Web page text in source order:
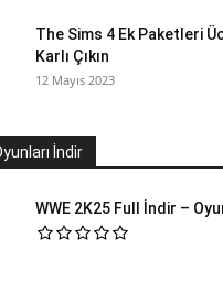
The Sims 4 Ek Paketleri
Karlı Çıkın
12 Mayıs 2023
İndir
WWE 2K25 Full İndir –